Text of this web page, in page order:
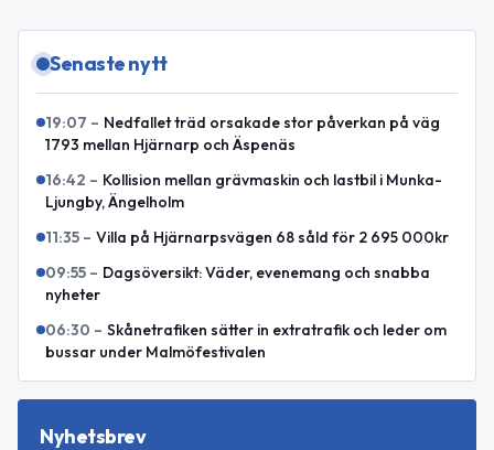
Senaste nytt
19:07 – Nedfallet träd orsakade stor påverkan på väg
1793 mellan Hjärnarp och Äspenäs
16:42 – Kollision mellan grävmaskin och lastbil i Munka-
Ljungby, Ängelholm
11:35 – Villa på Hjärnarpsvägen 68 såld för 2 695 000kr
09:55 – Dagsöversikt: Väder, evenemang och snabba
nyheter
06:30 – Skånetrafiken sätter in extratrafik och leder om
bussar under Malmöfestivalen
Nyhetsbrev